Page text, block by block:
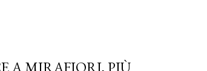
A MIRAFIORI, PIÙ